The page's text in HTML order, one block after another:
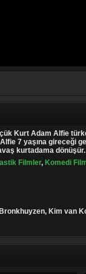
Kurt Adam Alfie
7 yaşına gireceği
kurtadama dönüşür.
Filmler, Komedi
Kim van